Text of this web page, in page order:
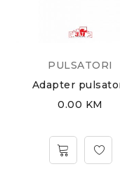
PULSATORI
Adapter
0.00 KM